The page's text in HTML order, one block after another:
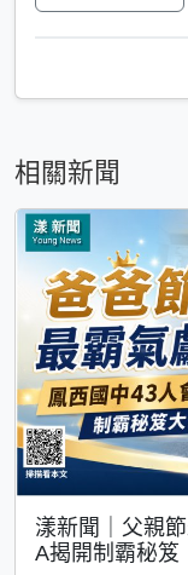
相關新聞
漾新聞｜父親
A揭開制霸秘笈